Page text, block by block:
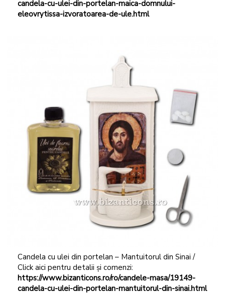
candela-cu-ulei-din-portelan-maica-domnului-
eleovrytissa-izvoratoarea-de-ule.html
Candela cu ulei din portelan – Mantuitorul din Sinai /
Click aici pentru detalii și comenzi:
https://www.bizanticons.ro/ro/candele-masa/19149-
candela-cu-ulei-din-portelan-mantuitorul-din-sinai.html